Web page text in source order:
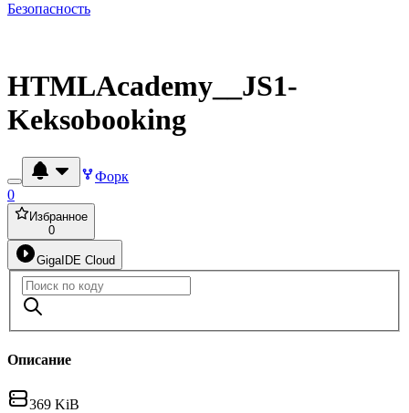
Безопасность
HTMLAcademy__JS1-
Keksobooking
Форк
0
Избранное
0
GigaIDE Cloud
Описание
369 KiB